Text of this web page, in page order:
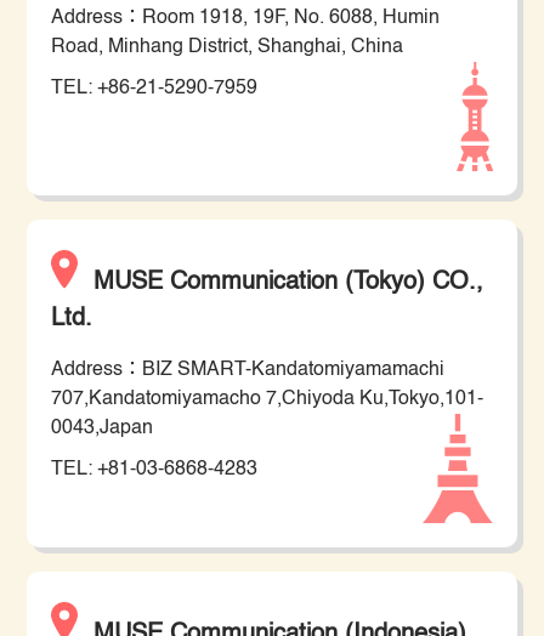
Address：Room 1918, 19F, No. 6088, Humin
Road, Minhang District, Shanghai, China
TEL: +86-21-5290-7959
MUSE Communication (Tokyo) CO.,
Ltd.
Address：BIZ SMART-Kandatomiyamamachi
707,Kandatomiyamacho 7,Chiyoda Ku,Tokyo,101-
0043,Japan
TEL: +81-03-6868-4283